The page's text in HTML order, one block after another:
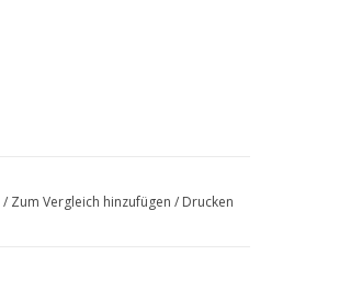
/ Zum Vergleich hinzufügen / Drucken